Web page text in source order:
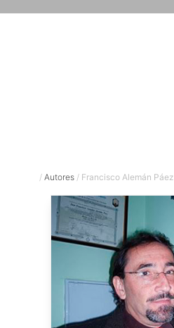
/ Autores / Francisco Alemán Páez